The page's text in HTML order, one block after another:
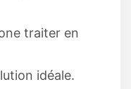
traiter en
idéale.